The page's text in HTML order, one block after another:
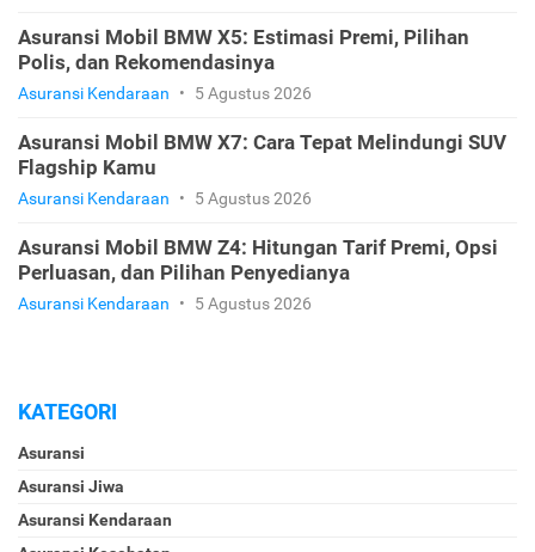
Asuransi Mobil BMW X5: Estimasi Premi, Pilihan
Polis, dan Rekomendasinya
Asuransi Kendaraan • 5 Agustus 2026
Asuransi Mobil BMW X7: Cara Tepat Melindungi SUV
Flagship Kamu
Asuransi Kendaraan • 5 Agustus 2026
Asuransi Mobil BMW Z4: Hitungan Tarif Premi, Opsi
Perluasan, dan Pilihan Penyedianya
Asuransi Kendaraan • 5 Agustus 2026
KATEGORI
Asuransi
Asuransi Jiwa
Asuransi Kendaraan